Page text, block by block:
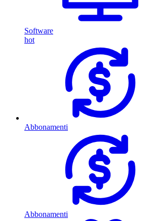
Software
hot
Abbonamenti
Abbonamenti